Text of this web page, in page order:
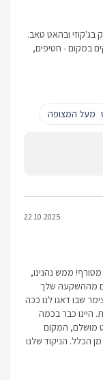
בג'קוזי ובהאט טאב.
במקום - חטיפים,
מעל המצופה
22.10.2025
ממש נהנינו,
מההשקעה שלך
שבו דאגו לנו ככה
היינו כבר בכמה
מושלם, המקום
הכלל. הניקוד שלנו